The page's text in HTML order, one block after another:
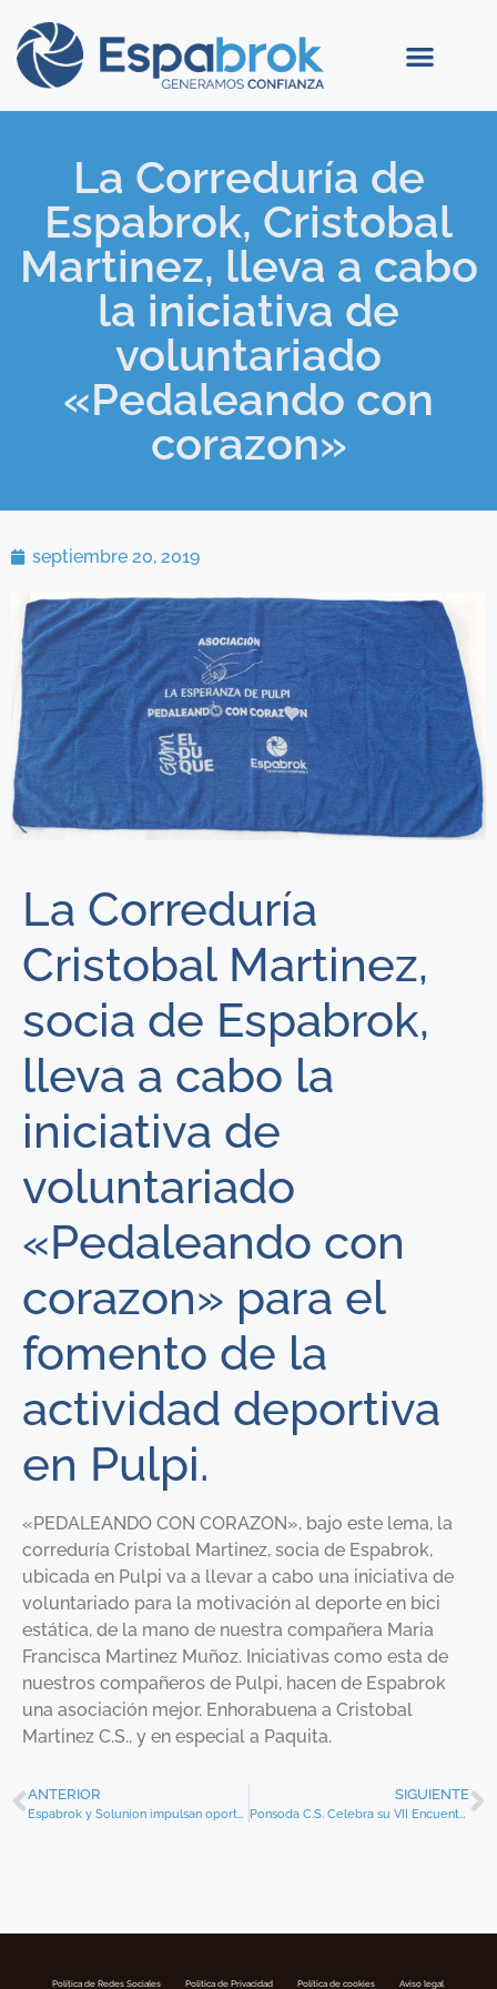
La Correduría de
Espabrok, Cristobal
Martinez, lleva a cabo
la iniciativa de
voluntariado
«Pedaleando con
corazon»
septiembre 20, 2019
La Correduría
Cristobal Martinez,
socia de Espabrok,
lleva a cabo la
iniciativa de
voluntariado
«Pedaleando con
corazon» para el
fomento de la
actividad deportiva
en Pulpi.
«PEDALEANDO CON CORAZON», bajo este lema, la
correduría Cristobal Martinez, socia de Espabrok,
ubicada en Pulpi va a llevar a cabo una iniciativa de
voluntariado para la motivación al deporte en bici
estática, de la mano de nuestra compañera Maria
Francisca Martinez Muñoz. Iniciativas como esta de
nuestros compañeros de Pulpi, hacen de Espabrok
una asociación mejor. Enhorabuena a Cristobal
Martinez C.S., y en especial a Paquita.
ANTERIOR
Espabrok y Solunion impulsan oportunidades de crecimiento en los ramos de Crédito y de Caución
SIGUIENTE
Ponsoda C.S. Celebra su VII Encuentro Anual de Compañeros y Familiares
Política de Redes Sociales Politica de Privacidad Política de cookies Aviso legal